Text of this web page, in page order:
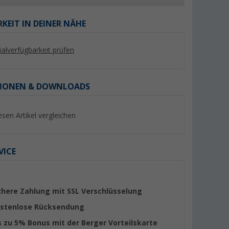
IN DEINER NÄHE
prüfen
& DOWNLOADS
Artikel vergleichen
Zahlung mit SSL Verschlüsselung
Rücksendung
zu 5% Bonus mit der Berger Vorteilskarte